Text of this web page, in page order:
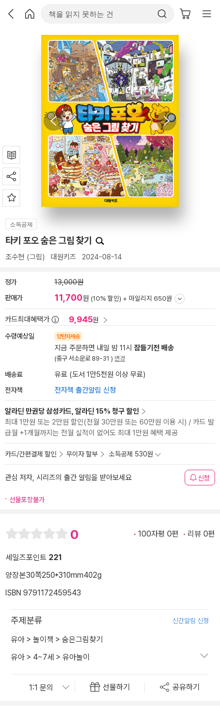
소득공제
타키 포오 숨은 그림 찾기
조수현 (그림) 대원키즈 2024-08-14
정가 13,000원
판매가 11,700원 (10% 할인) + 마일리지 650원
카드최대혜택가 9,945원
수령예상일 양탄자배송
지금 주문하면 내일 밤 11시 잠들기전 배송
(중구 서소문로 89-31 ) 변경
배송료 유료 (도서 1만5천원 이상 무료)
전자책 전자책 출간알림 신청
알라딘 만권당 삼성카드, 알라딘 15% 청구 할인
최대 1만원 또는 2만원 할인(전월 30만원 또는 60만원 이용 시) / 카드 발
급월 +1개월까지는 전월 실적이 없어도 최대 1만원 혜택 제공
카드/간편결제 할인 무이자 할부 소득공제 530원
관심 저자, 시리즈의 출간 알림을 받아보세요 신청
선물포장불가
0 100자평 0편 리뷰 0편
세일즈포인트 221
양장본30쪽250*310mm402g
ISBN 9791172459543
주제분류 신간알림 신청
유아 > 놀이책 > 숨은그림찾기
유아 > 4~7세 > 유아놀이
선물하기 공유하기